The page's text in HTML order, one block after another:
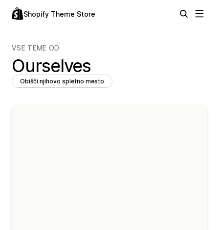
Shopify Theme Store
VSE TEME OD
Ourselves
Obišči njihovo spletno mesto